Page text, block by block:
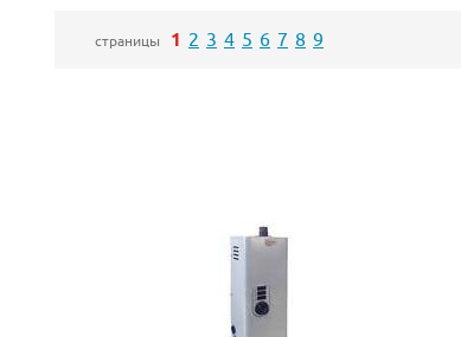
страницы 1 2 3 4 5 6 7 8 9